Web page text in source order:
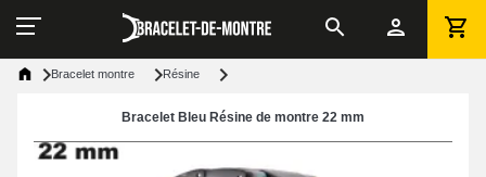
Bracelet montre Résine
Bracelet Bleu Résine de montre 22 mm